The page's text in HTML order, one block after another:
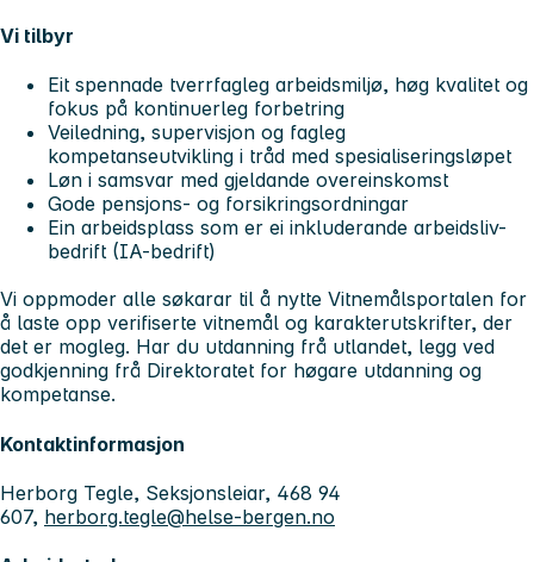
Vi tilbyr
Eit spennade tverrfagleg arbeidsmiljø, høg kvalitet og
fokus på kontinuerleg forbetring
Veiledning, supervisjon og fagleg
kompetanseutvikling i tråd med spesialiseringsløpet
Løn i samsvar med gjeldande overeinskomst
Gode pensjons- og forsikringsordningar
Ein arbeidsplass som er ei inkluderande arbeidsliv-
bedrift (IA-bedrift)
Vi oppmoder alle søkarar til å nytte Vitnemålsportalen for
å laste opp verifiserte vitnemål og karakterutskrifter, der
det er mogleg. Har du utdanning frå utlandet, legg ved
godkjenning frå Direktoratet for høgare utdanning og
kompetanse.
Kontaktinformasjon
Herborg Tegle, Seksjonsleiar, 468 94
607, herborg.tegle@helse-bergen.no